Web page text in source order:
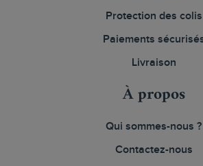
Protection des colis
Paiements
Livraison
À propos
Qui sommes-nous ?
Contactez-nous